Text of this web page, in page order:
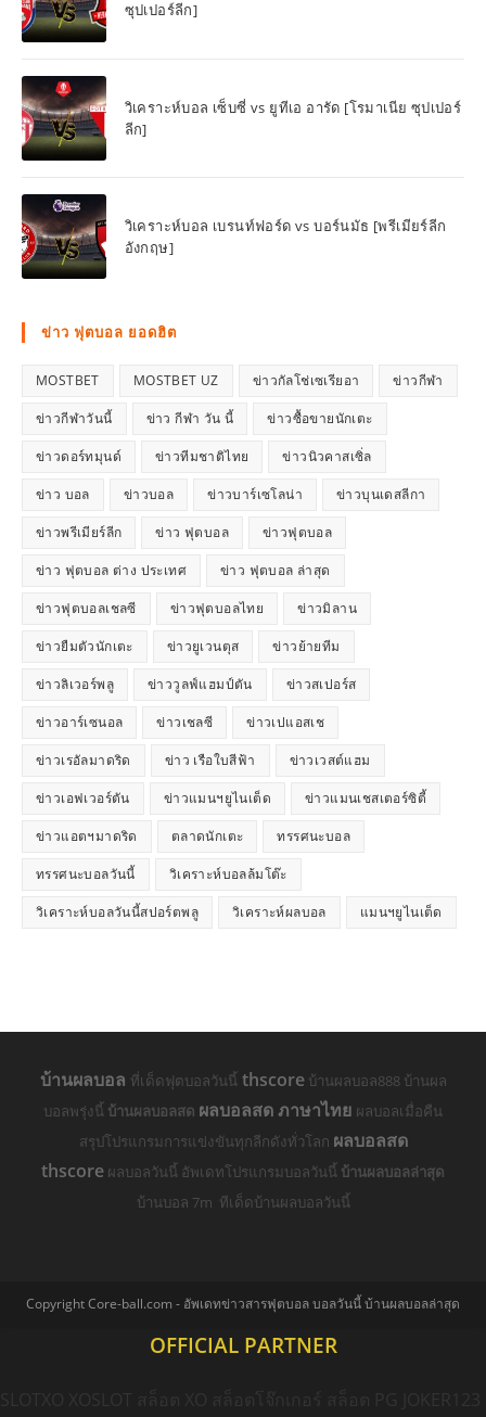
ซุปเปอร์ลีก]
วิเคราะห์บอล เซ็บซี่ vs ยูทีเอ อารัด [โรมาเนีย ซุปเปอร์
ลีก]
วิเคราะห์บอล เบรนท์ฟอร์ด vs บอร์นมัธ [พรีเมียร์ลีก
อังกฤษ]
ข่าว ฟุตบอล ยอดฮิต
MOSTBET MOSTBET UZ ข่าวกัลโช่เซเรียอา ข่าวกีฬา
ข่าวกีฬาวันนี้ ข่าว กีฬา วัน นี้ ข่าวซื้อขายนักเตะ
ข่าวดอร์ทมุนด์ ข่าวทีมชาติไทย ข่าวนิวคาสเซิ่ล
ข่าว บอล ข่าวบอล ข่าวบาร์เซโลน่า ข่าวบุนเดสลีกา
ข่าวพรีเมียร์ลีก ข่าว ฟุตบอล ข่าวฟุตบอล
ข่าว ฟุตบอล ต่าง ประเทศ ข่าว ฟุตบอล ล่าสุด
ข่าวฟุตบอลเชลซี ข่าวฟุตบอลไทย ข่าวมิลาน
ข่าวยืมตัวนักเตะ ข่าวยูเวนตุส ข่าวย้ายทีม
ข่าวลิเวอร์พลู ข่าววูลฟ์แฮมป์ตัน ข่าวสเปอร์ส
ข่าวอาร์เซนอล ข่าวเชลซี ข่าวเปแอสเช
ข่าวเรอัลมาดริด ข่าว เรือใบสีฟ้า ข่าวเวสต์แฮม
ข่าวเอฟเวอร์ตัน ข่าวแมนฯยูไนเต็ด ข่าวแมนเชสเตอร์ซิตี้
ข่าวแอตฯมาดริด ตลาดนักเตะ ทรรศนะบอล
ทรรศนะบอลวันนี้ วิเคราะห์บอลล้มโต๊ะ
วิเคราะห์บอลวันนี้สปอร์ตพลู วิเคราะห์ผลบอล แมนฯยูไนเต็ด
บ้านผลบอล ที่เด็ดฟุตบอลวันนี้ thscoreบ้านผลบอล888 บ้านผล
บอลพรุ่งนี้ บ้านผลบอลสด ผลบอลสด ภาษาไทย ผลบอลเมื่อคืน
สรุปโปรแกรมการแข่งขันทุกลีกดังทั่วโลก ผลบอลสด
thscore ผลบอลวันนี้ อัพเดทโปรแกรมบอลวันนี้ บ้านผลบอลล่าสุด
บ้านบอล 7m ทีเด็ดบ้านผลบอลวันนี้
Copyright Core-ball.com - อัพเดทข่าวสารฟุตบอล บอลวันนี้ บ้านผลบอลล่าสุด
OFFICIAL PARTNER